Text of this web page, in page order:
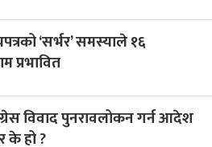
‘सर्भर’ समस्याले १६
प्रभावित
विवाद पुनरावलोकन गर्न आदेश
के हो ?